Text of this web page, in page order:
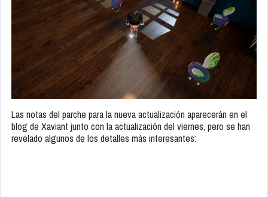
Las notas del parche para la nueva actualización aparecerán en el
blog de Xaviant junto con la actualización del viernes, pero se han
revelado algunos de los detalles más interesantes: